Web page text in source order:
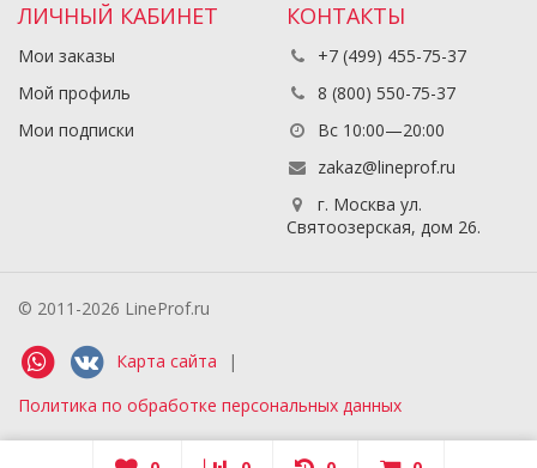
ЛИЧНЫЙ КАБИНЕТ
Мои заказы
Мой профиль
Мои подписки
КОНТАКТЫ
+7 (499) 455-75-37
8 (800) 550-75-37
Вс 10:00—20:00
zakaz@lineprof.ru
г. Москва ул.
Святоозерская, дом 26.
© 2011-2026 LineProf.ru
Карта сайта
|
Политика по обработке персональных данных